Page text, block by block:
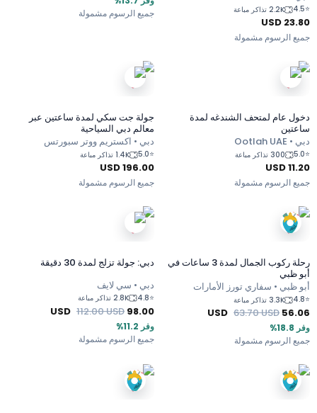
⭐
4.5 2.2K تذاكر مباعة
23.80
USD
جميع الرسوم مشمولة
جميع الرسوم مشمولة
دخول عام لمتحف الشندغه لمدة
ساعتين
دبي • Ootlah UAE
⭐
5.0 300 تذاكر مباعة
11.20
USD
جميع الرسوم مشمولة
جولة جت سكي لمدة ساعتين عبر
معالم دبي السياحية
دبي • اكستريم ووتر سبورتس
⭐
5.0 1.4K تذاكر مباعة
196.00
USD
جميع الرسوم مشمولة
رحلة ركوب الجمال لمدة 3 ساعات في
أبو ظبي
أبو ظبي • سفاري تورز الأمارات
⭐
4.8 3.3K تذاكر مباعة
56.06
USD 63.70USD
جميع الرسوم مشمولة
وفر 18.8%
دبي: جولة تزلج لمدة 30 دقيقة
دبي • سي لايف
⭐
4.8 2.8K تذاكر مباعة
98.00
USD 112.00USD
جميع الرسوم مشمولة
وفر 11.2%